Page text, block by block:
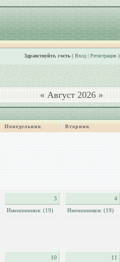
Здравствуйте, гость( Вход| Регистрация)
«Август 2026»
Понедельник Вторник
3
Именинников: (19)
4
Именинников: (19)
10
11